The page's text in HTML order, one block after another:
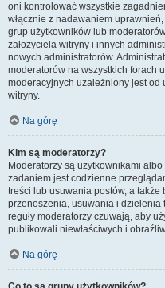
oni kontrolować wszystkie
włącznie z nadawaniem
grup użytkowników lub
założyciela witryny i innych
nowych administratorów.
moderatorów na wszystkich forach
moderacyjnych uzależniony jest od
witryny.
Na górę
Kim są moderatorzy?
Moderatorzy są użytkownikami
zadaniem jest codzienne
treści lub usuwania postów, a
przenoszenia, usuwania i dzielenia
reguły moderatorzy czuwają, aby
publikowali niewłaściwych i
Na górę